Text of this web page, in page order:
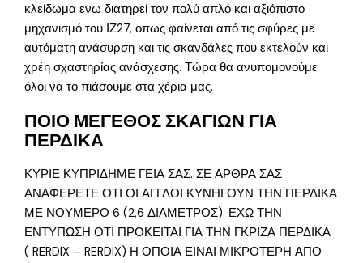
κλείδωμα ενω διατηρεί τον πολύ απλό και αξιόπιστο
μηχανισμό του ΙΖ27, οπως φαίνεται από τις σφύρες με
αυτόματη ανάσυρση και τις σκανδάλες που εκτελούν και
χρέη σχαστηρίας ανάσχεσης. Τώρα θα ανυπομονούμε
όλοι να το πιάσουμε στα χέρια μας.
ΠΟΙΟ ΜΕΓΕΘΟΣ ΣΚΑΓΙΩΝ ΓΙΑ
ΠΕΡΔΙΚΑ
ΚΥΡΙΕ ΚΥΠΡΙΔΗΜΕ ΓΕΙΑ ΣΑΣ. ΣΕ ΑΡΘΡΑ ΣΑΣ
ΑΝΑΦΕΡΕΤΕ ΟΤΙ ΟΙ ΑΓΓΛΟΙ ΚΥΝΗΓΟΥΝ ΤΗΝ ΠΕΡΔΙΚΑ
ΜΕ ΝΟΥΜΕΡΟ 6 (2,6 ΔΙΑΜΕΤΡΟΣ). ΕΧΩ ΤΗΝ
ΕΝΤΥΠΩΣΗ ΟΤΙ ΠΡΟΚΕΙΤΑΙ ΓΙΑ ΤΗΝ ΓΚΡΙΖΑ ΠΕΡΔΙΚΑ
( RERDIX – RERDIX) Η ΟΠΟΙΑ ΕΙΝΑΙ ΜΙΚΡΟΤΕΡΗ ΑΠΟ